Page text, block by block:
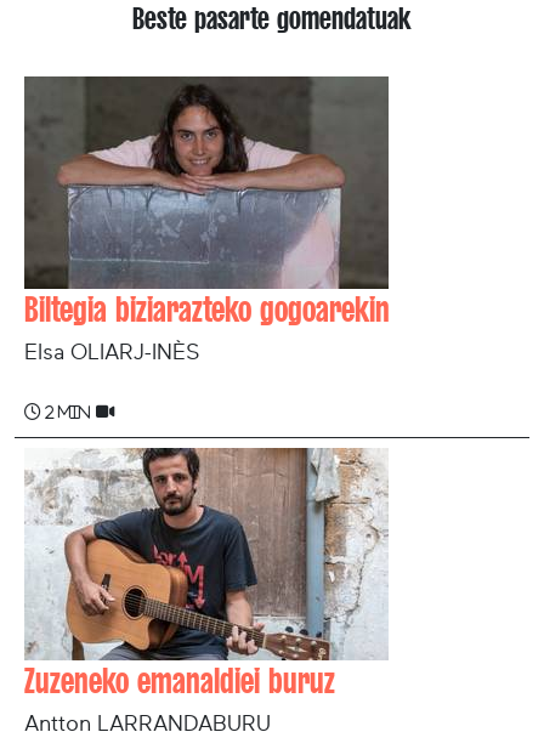
Beste pasarte gomendatuak
Biltegia biziarazteko gogoarekin
Elsa OLIARJ-INÈS
2 min
Zuzeneko emanaldiei buruz
Antton LARRANDABURU